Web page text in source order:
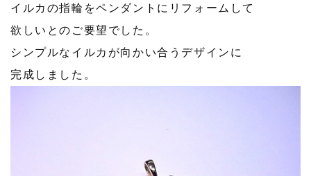
イルカの指輪をペンダントにリフォームして
欲しいとのご要望でした。
シンプルなイルカが向かい合うデザインに
完成しました。